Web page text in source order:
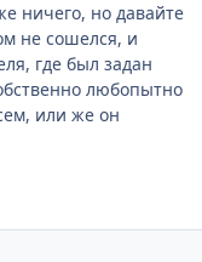
ничего, но давайте
не сошелся, и
где был задан
любопытно
или же он